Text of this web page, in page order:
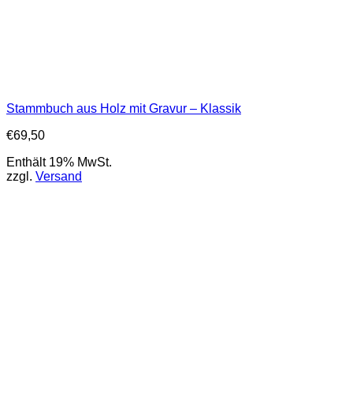
Stammbuch aus Holz mit Gravur – Klassik
€69,50
Enthält 19% MwSt.
zzgl. Versand